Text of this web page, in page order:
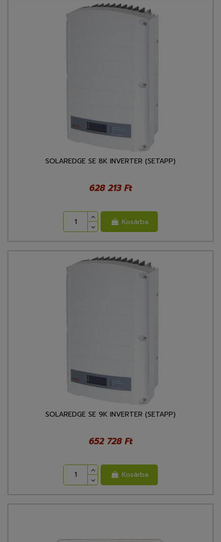
SOLAREDGE SE 8K INVERTER (SETAPP)
628 213 Ft
Kosárba
SOLAREDGE SE 9K INVERTER (SETAPP)
652 728 Ft
Kosárba